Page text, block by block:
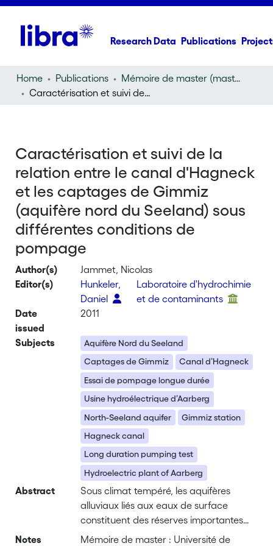
Research Data Publications
Home Publications
Mémoire de master (master thesis)
Caractérisation et suivi de la relation entre le canal d'Hagneck et les captages de Gimmiz (aquifère nord du Seeland) sous différentes conditions de pompage
Caractérisation et suivi de la
relation entre le canal d'Hagneck
et les captages de Gimmiz
(aquifère nord du Seeland) sous
différentes conditions de
pompage
Author(s)
Jammet, Nicolas
Editor(s)
Hunkeler,
Daniel
Laboratoire d'hydrochimie
et de contaminants
Date
issued
2011
Subjects
Aquifère Nord du Seeland
Captages de Gimmiz
Canal d’Hagneck
Essai de pompage longue durée
Usine hydroélectrique d’Aarberg
North-Seeland aquifer
Gimmiz station
Hagneck canal
Long duration pumping test
Hydroelectric plant of Aarberg
Abstract
Sous climat tempéré, les aquifères
alluviaux liés aux eaux de surface
constituent des réserves importantes
d’eau souterraine exploitable pour un
Notes
Mémoire de master : Université de